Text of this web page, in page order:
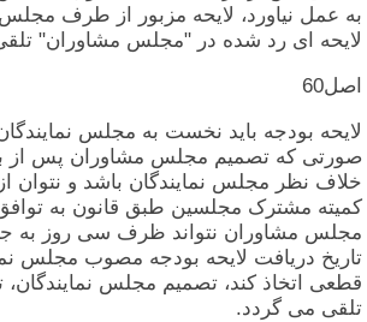
به‏ عمل‏ نیاورد، لایحه‏ مزبور از طرف‏ مجلس‏
لایحه‏ ای‏ رد شده‏ در "مجلس‏ مشاوران‏"
اصل‏60
لایحه‏ بودجه‏ باید نخست‏ به‏ مجلس‏
صورتی‏ که‏ تصمیم‏ مجلس‏ مشاوران‏ پس‏ از
خلاف‏ نظر مجلس‏ نمایندگان‏ باشد و نتوان‏
کمیته‏ مشترک‏ مجلسین‏ طبق‏ قانون‏ به‏ توافق‏
مجلس‏ مشاوران‏ نتواند ظرف‏ سی‏ روز به‏ جز
تاریخ‏ دریافت‏ لایحه‏ بودجه‏ مصوب‏ مجلس‏
قطعی‏ اتخاذ کند، تصمیم‏ مجلس‏
تلقی‏ می‏ گردد.